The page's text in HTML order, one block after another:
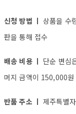
신청 방법 ㅣ상품을 수
판을 통해 접수
배송 비용 ㅣ 단순 변심
머지 금액이 150,000
반품 주소 ㅣ제주특별